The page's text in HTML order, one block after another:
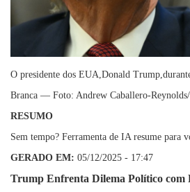
O presidente dos EUA,Donald
Branca — Foto: Andrew Caballero-
RESUMO
Sem tempo? Ferramenta de IA resume para
GERADO EM: 05/12/2025 - 17:47
Trump Enfrenta Dilema Político com